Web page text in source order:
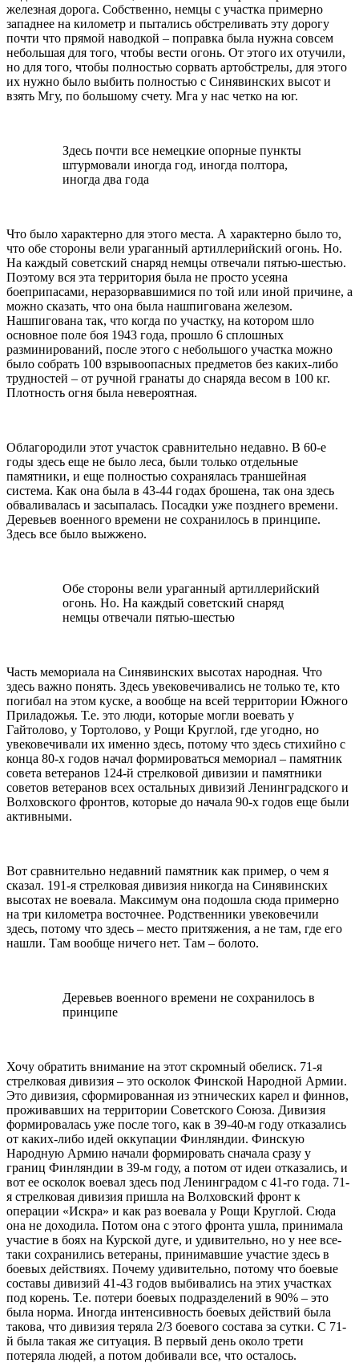
железная дорога. Собственно, немцы с участка примерно
западнее на километр и пытались обстреливать эту дорогу
почти что прямой наводкой – поправка была нужна совсем
небольшая для того, чтобы вести огонь. От этого их отучили,
но для того, чтобы полностью сорвать артобстрелы, для этого
их нужно было выбить полностью с Синявинских высот и
взять Мгу, по большому счету. Мга у нас четко на юг.
Здесь почти все немецкие опорные пункты
штурмовали иногда год, иногда полтора,
иногда два года
Что было характерно для этого места. А характерно было то,
что обе стороны вели ураганный артиллерийский огонь. Но.
На каждый советский снаряд немцы отвечали пятью-шестью.
Поэтому вся эта территория была не просто усеяна
боеприпасами, неразорвавшимися по той или иной причине, а
можно сказать, что она была нашпигована железом.
Нашпигована так, что когда по участку, на котором шло
основное поле боя 1943 года, прошло 6 сплошных
разминирований, после этого с небольшого участка можно
было собрать 100 взрывоопасных предметов без каких-либо
трудностей – от ручной гранаты до снаряда весом в 100 кг.
Плотность огня была невероятная.
Облагородили этот участок сравнительно недавно. В 60-е
годы здесь еще не было леса, были только отдельные
памятники, и еще полностью сохранялась траншейная
система. Как она была в 43-44 годах брошена, так она здесь
обваливалась и засыпалась. Посадки уже позднего времени.
Деревьев военного времени не сохранилось в принципе.
Здесь все было выжжено.
Обе стороны вели ураганный артиллерийский
огонь. Но. На каждый советский снаряд
немцы отвечали пятью-шестью
Часть мемориала на Синявинских высотах народная. Что
здесь важно понять. Здесь увековечивались не только те, кто
погибал на этом куске, а вообще на всей территории Южного
Приладожья. Т.е. это люди, которые могли воевать у
Гайтолово, у Тортолово, у Рощи Круглой, где угодно, но
увековечивали их именно здесь, потому что здесь стихийно с
конца 80-х годов начал формироваться мемориал – памятник
совета ветеранов 124-й стрелковой дивизии и памятники
советов ветеранов всех остальных дивизий Ленинградского и
Волховского фронтов, которые до начала 90-х годов еще были
активными.
Вот сравнительно недавний памятник как пример, о чем я
сказал. 191-я стрелковая дивизия никогда на Синявинских
высотах не воевала. Максимум она подошла сюда примерно
на три километра восточнее. Родственники увековечили
здесь, потому что здесь – место притяжения, а не там, где его
нашли. Там вообще ничего нет. Там – болото.
Деревьев военного времени не сохранилось в
принципе
Хочу обратить внимание на этот скромный обелиск. 71-я
стрелковая дивизия – это осколок Финской Народной Армии.
Это дивизия, сформированная из этнических карел и финнов,
проживавших на территории Советского Союза. Дивизия
формировалась уже после того, как в 39-40-м году отказались
от каких-либо идей оккупации Финляндии. Финскую
Народную Армию начали формировать сначала сразу у
границ Финляндии в 39-м году, а потом от идеи отказались, и
вот ее осколок воевал здесь под Ленинградом с 41-го года. 71-
я стрелковая дивизия пришла на Волховский фронт к
операции «Искра» и как раз воевала у Рощи Круглой. Сюда
она не доходила. Потом она с этого фронта ушла, принимала
участие в боях на Курской дуге, и удивительно, но у нее все-
таки сохранились ветераны, принимавшие участие здесь в
боевых действиях. Почему удивительно, потому что боевые
составы дивизий 41-43 годов выбивались на этих участках
под корень. Т.е. потери боевых подразделений в 90% – это
была норма. Иногда интенсивность боевых действий была
такова, что дивизия теряла 2/3 боевого состава за сутки. С 71-
й была такая же ситуация. В первый день около трети
потеряла людей, а потом добивали все, что осталось.